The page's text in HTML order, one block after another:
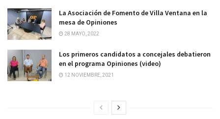
La Asociación de Fomento de Villa Ventana en la
mesa de Opiniones
28 MAYO, 2022
Los primeros candidatos a concejales debatieron
en el programa Opiniones (video)
12 NOVIEMBRE, 2021